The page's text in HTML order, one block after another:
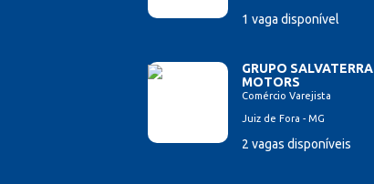
1 vaga disponível
GRUPO SALVATERRA
MOTORS
Comércio Varejista
Juiz de Fora - MG
2 vagas disponíveis